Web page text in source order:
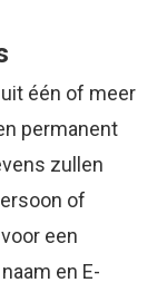
één of meer
permanent
zullen
of
een
en E-